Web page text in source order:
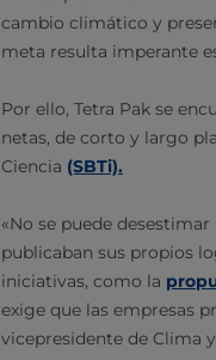
cambio climático y
meta resulta imperante
Por ello, Tetra Pak se
netas, de corto y largo
Ciencia (SBTi).
«No se puede
publicaban sus propios
iniciativas, como la
exige que las empresas
vicepresidente de Clima